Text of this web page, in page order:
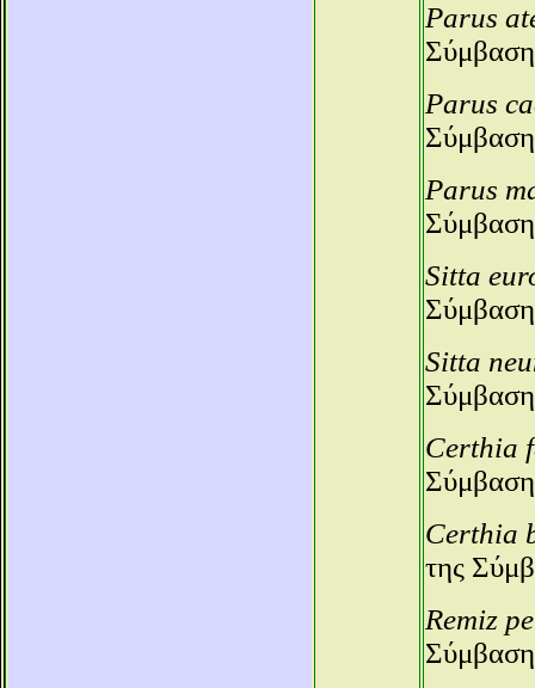
Parus
Parus
Parus
Sitta
Sitta
Certhia
Certhia
της
Remiz